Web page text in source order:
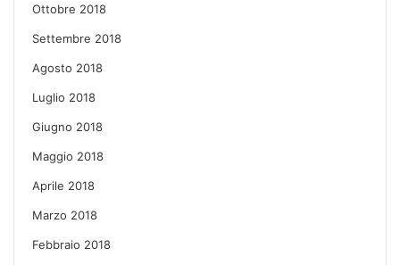
Ottobre 2018
Settembre 2018
Agosto 2018
Luglio 2018
Giugno 2018
Maggio 2018
Aprile 2018
Marzo 2018
Febbraio 2018